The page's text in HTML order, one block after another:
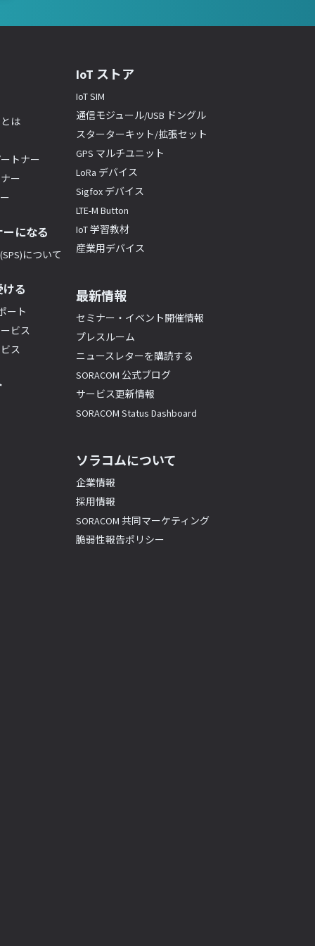
は
トナー
ー
になる
について
る
ート
ビス
ス
IoT ストア
IoT SIM
通信モジュール/USB ドングル
スターターキット/拡張セット
GPS マルチユニット
LoRa デバイス
Sigfox デバイス
LTE-M Button
IoT 学習教材
産業用デバイス
最新情報
セミナー・イベント開催情報
プレスルーム
ニュースレターを購読する
SORACOM 公式ブログ
サービス更新情報
SORACOM Status Dashboard
ソラコムについて
企業情報
採用情報
SORACOM 共同マーケティング
脆弱性報告ポリシー